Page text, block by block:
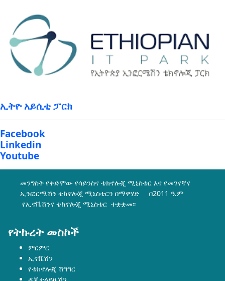
ኢትዮ አይሲቲ ፓርክ
Facebook
Linkedin
Youtube
መንግስት የቀድሞው የሳይንስና ቴክኖሎጂ ሚኒስቴር እና የመገናኛና
ኢንፎርሜሽን ቴክኖሎጂ ሚኒስቴርን በማዋሃድ በ2011 ዓ.ም
የኢኖቬሽንና ቴክኖሎጂ ሚኒስቴር ተቋቋመ፡፡
የትኩረት መስኮች
ምርምር
ኢኖቬሽን
የቴክኖሎጂ ሽግግር